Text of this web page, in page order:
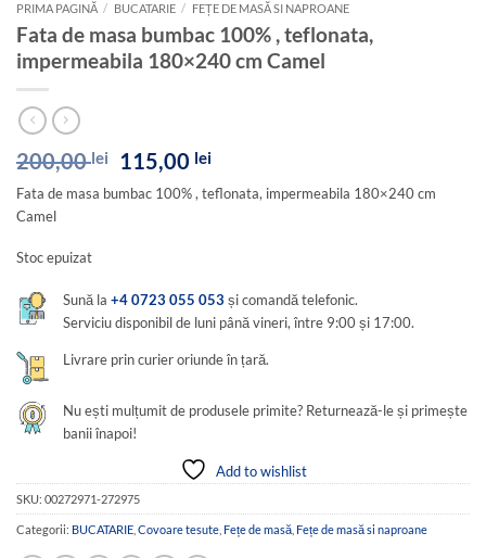
PRIMA PAGINĂ / BUCATARIE / FEȚE DE MASĂ SI NAPROANE
Fata de masa bumbac 100% , teflonata,
impermeabila 180×240 cm Camel
200,00lei
Prețul
inițial
a
115,00 leiPrețul
curent
este:
Fata de masa bumbac 100% , teflonata, impermeabila 180×240 cm
Camel
Stoc epuizat
Sună la+4 0723 055 053 și comandă telefonic.
Serviciu disponibil de luni până vineri, între 9:00 și 17:00.
Livrare prin curier oriunde în țară.
Nu ești mulțumit de produsele primite? Returnează-le și primește
banii înapoi!
Add to wishlist
SKU: 00272971-272975
Categorii: BUCATARIE Covoare tesute Fețe de masă Fețe de masă si naproane